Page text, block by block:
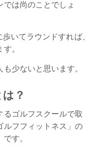
は尚のことでしょ
いてラウンドすれば、
。
少ないと思います。
？
るゴルフスクールで取
ルフフィットネス」の
です。